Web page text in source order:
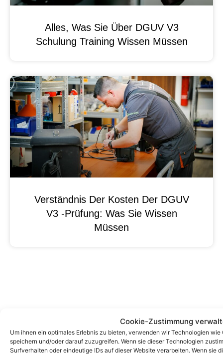
Cookie-Zustimmung
Um ihnen ein optimales Erlebnis zu bieten, verwenden wir Technologien
speichern und/oder darauf zuzugreifen. Wenn sie dieser Technologien
Surfverhalten oder eindeutige IDs auf dieser Website verarbeiten. Wenn sie
Alles, Was Sie Über DGUV V3
Schulung Training Wissen Müssen
Verständnis Der Kosten Der DGUV
V3 -Prüfung: Was Sie Wissen
Müssen